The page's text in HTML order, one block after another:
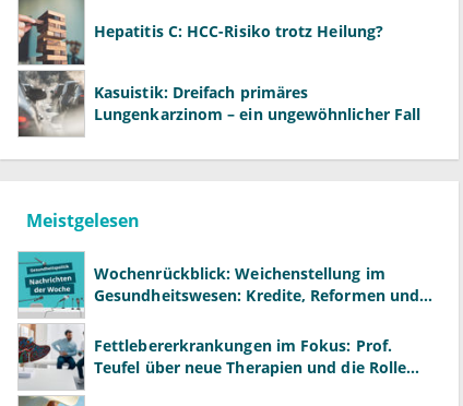
Hepatitis C: HCC-Risiko trotz Heilung?
Kasuistik: Dreifach primäres
Lungenkarzinom – ein ungewöhnlicher Fall
Meistgelesen
Wochenrückblick: Weichenstellung im
Gesundheitswesen: Kredite, Reformen und
Fettlebererkrankungen im Fokus: Prof.
Teufel über neue Therapien und die Rolle